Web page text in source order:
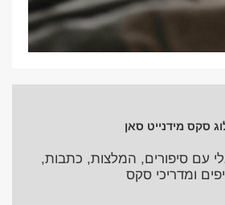
סקס מידנייט סאן
עם סיפורים, המלצות, כתבות,
ומדריכי סקס